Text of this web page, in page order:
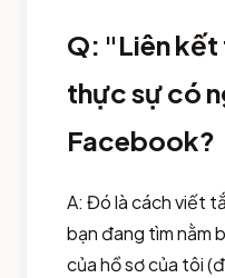
Q: "Liên
thực sự có
Facebook?
A: Đó là cách viết
bạn đang tìm nằm
của hồ sơ của tôi